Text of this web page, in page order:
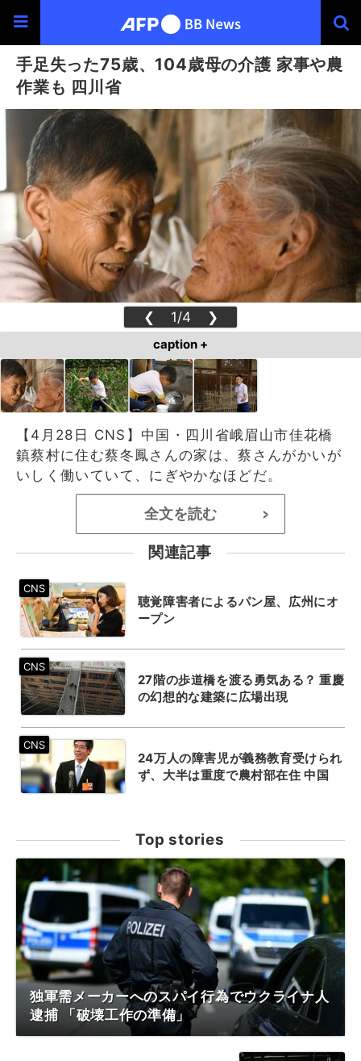
手足失った75歳、104歳母の介護 家事や農
作業も 四川省
❮ 1/4 ❯
caption +
【4月28日 CNS】中国・四川省峨眉山市佳花橋
鎮蔡村に住む蔡冬鳳さんの家は、蔡さんがかいが
いしく働いていて、にぎやかなほどだ。
全文を読む >
関連記事
聴覚障害者によるパン屋、広州にオ
ープン
27階の歩道橋を渡る勇気ある？ 重慶
の幻想的な建築に広場出現
24万人の障害児が義務教育受けられ
ず、大半は重度で農村部在住 中国
Top stories
独軍需メーカーへのスパイ行為でウクライナ人
逮捕 「破壊工作の準備」